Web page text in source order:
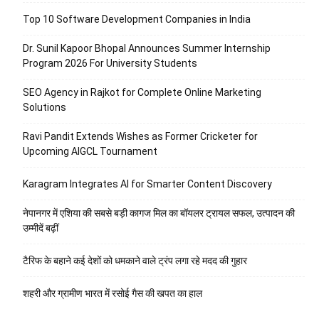
Top 10 Software Development Companies in India
Dr. Sunil Kapoor Bhopal Announces Summer Internship
Program 2026 For University Students
SEO Agency in Rajkot for Complete Online Marketing
Solutions
Ravi Pandit Extends Wishes as Former Cricketer for
Upcoming AIGCL Tournament
Karagram Integrates AI for Smarter Content Discovery
नेपानगर में एशिया की सबसे बड़ी कागज मिल का बॉयलर ट्रायल सफल, उत्पादन की
उम्मीदें बढ़ीं
टैरिफ के बहाने कई देशों को धमकाने वाले ट्रंप लगा रहे मदद की गुहार
शहरी और ग्रामीण भारत में रसोई गैस की खपत का हाल